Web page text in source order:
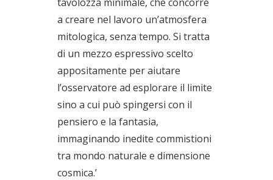
a creare nel lavoro un’atmosfera
mitologica, senza tempo. Si tratta
di un mezzo espressivo scelto
appositamente per aiutare
l’osservatore ad esplorare il limite
sino a cui può spingersi con il
pensiero e la fantasia,
immaginando inedite commistioni
tra mondo naturale e dimensione
cosmica.’